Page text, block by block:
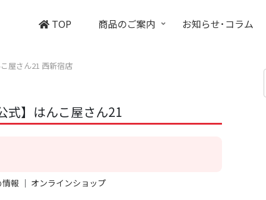
TOP 商品のご案内 お知らせ･コラム
屋さん21 西新宿店
式】はんこ屋さん21
情報 ｜ オンラインショップ